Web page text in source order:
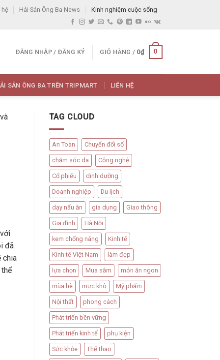
hệ Hải Sản Ông Ba News Kinh nghiệm cuộc sống
ĐĂNG NHẬP / ĐĂNG KÝ GIỎ HÀNG / 0₫ 0
SẢN ÔNG BA TRÊN TRIPMART LIÊN HỆ
đã
chia
TAG CLOUD
An Toàn Chuyển đổi số
chăm sóc da Công nghệ
Cổ phiếu dinh dưỡng
Doanh nghiệp Du lịch
dạy nấu ăn gia dụng Giao thông
Gia đình Hà Nội
kem chống nắng Kinh tế
Kinh tế Việt Nam làm đẹp
lựa chọn Mua sắm món ăn ngon
mùa hè mực khô Mỹ phẩm
Nội thất phong cách
Phát triển bền vững
Phát triển kinh tế phụ kiện
Sức khỏe Thể thao